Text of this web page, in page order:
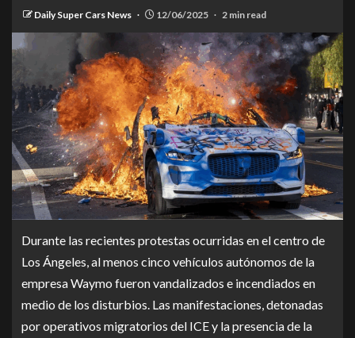
Daily Super Cars News 12/06/2025 2 min read
Durante las recientes protestas ocurridas en el centro de
Los Ángeles, al menos cinco vehículos autónomos de la
empresa Waymo fueron vandalizados e incendiados en
medio de los disturbios. Las manifestaciones, detonadas
por operativos migratorios del ICE y la presencia de la